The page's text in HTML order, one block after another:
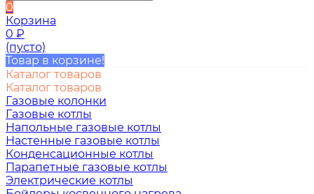
0
Корзина
0 ₽
(пусто)
Товар в корзине!
Каталог товаров
Каталог товаров
Газовые колонки
Газовые котлы
Напольные газовые котлы
Настенные газовые котлы
Конденсационные котлы
Парапетные газовые котлы
Электрические котлы